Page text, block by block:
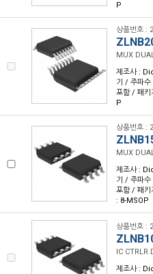
P
상품번호 :
MUX
제조사 :
기 / 주파
포함 / 패
P
상품번호 :
MUX
제조사 :
기 / 주파
포함 / 패
: 8-MSOP
상품번호 :
IC CTRLR
제조사 :